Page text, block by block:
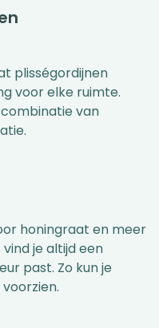
plisségordijnen
voor elke ruimte.
van
honingraat en meer
je altijd een
past. Zo kun je